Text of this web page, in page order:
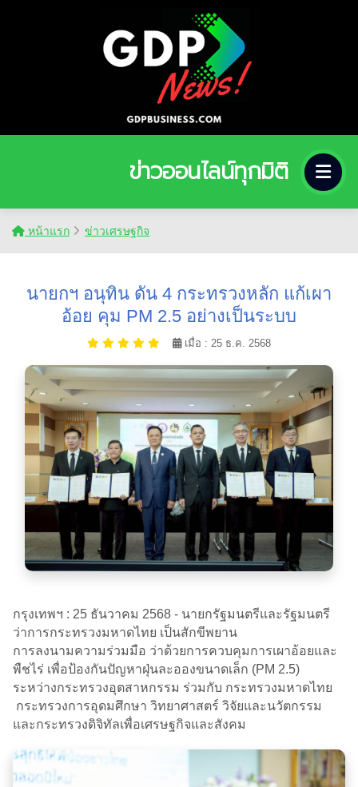
ข่าวออนไลน์ทุกมิติ
หน้าแรก ข่าวเศรษฐกิจ
นายกฯ อนุทิน ดัน 4 กระทรวงหลัก แก้เผา
อ้อย คุม PM 2.5 อย่างเป็นระบบ
เมื่อ : 25 ธ.ค. 2568
กรุงเทพฯ : 25 ธันวาคม 2568 - นายกรัฐมนตรีและรัฐมนตรี
ว่าการกระทรวงมหาดไทย เป็นสักขีพยาน
การลงนามความร่วมมือ ว่าด้วยการควบคุมการเผาอ้อยและ
พืชไร่ เพื่อป้องกันปัญหาฝุ่นละอองขนาดเล็ก (PM 2.5)
ระหว่างกระทรวงอุตสาหกรรม ร่วมกับ กระทรวงมหาดไทย
กระทรวงการอุดมศึกษา วิทยาศาสตร์ วิจัยและนวัตกรรม
และกระทรวงดิจิทัลเพื่อเศรษฐกิจและสังคม